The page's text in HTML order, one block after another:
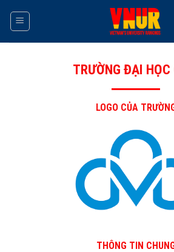
TRƯỜNG ĐẠI HỌC
LOGO CỦA
THÔNG TIN